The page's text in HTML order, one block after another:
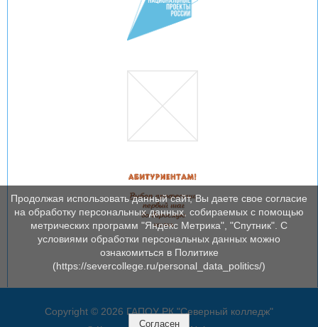
Copyright © 2026 ГАПОУ РК "Северный колледж"
Продолжая использовать данный сайт, Вы даете свое согласие
на обработку персональных данных, собираемых с помощью
метрических программ "Яндекс Метрика", "Спутник". С
условиями обработки персональных данных можно
ознакомиться в Политике
(https://severcollege.ru/personal_data_politics/)
Согласен